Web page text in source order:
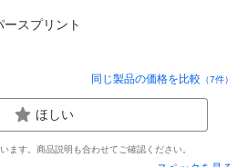
ースプリント
同じ製品の価格を比較 （7件）
ほしい
ます。商品説明も合わせてご確認ください。